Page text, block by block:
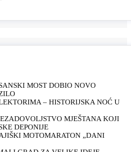
MOST DOBIO NOVO
– HISTORIJSKA NOĆ U
MJEŠTANA KOJI
DEPONIJE
MOTOMARATON „DANI